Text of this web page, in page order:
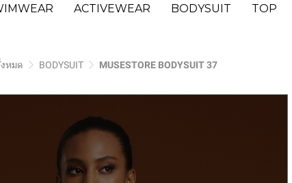
ACTIVEWEAR BODYSUIT TOP
หมด BODYSUIT MUSESTORE BODYSUIT 37